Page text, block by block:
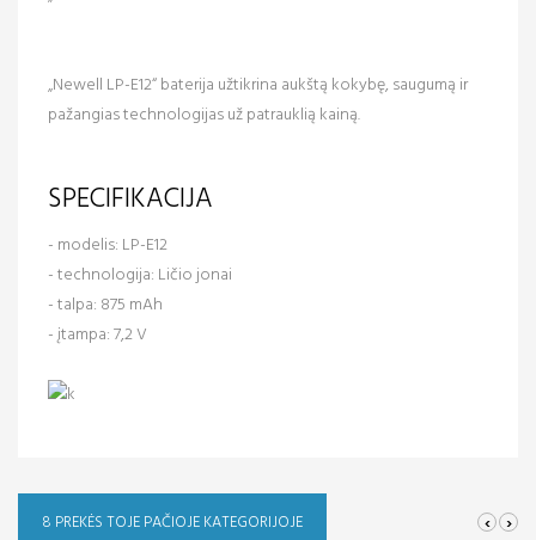
„Newell LP-E12“ baterija užtikrina aukštą kokybę, saugumą ir
pažangias technologijas už patrauklią kainą.
SPECIFIKACIJA
- modelis: LP-E12
- technologija: Ličio jonai
- talpa: 875 mAh
- įtampa: 7,2 V
8 PREKĖS TOJE PAČIOJE KATEGORIJOJE ‹ ›